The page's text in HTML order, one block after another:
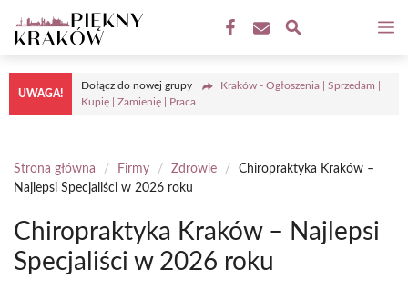
do
treści
UWAGA!
Dołącz do nowej grupy
Kraków - Ogłoszenia | Sprzedam |
Kupię | Zamienię | Praca
Strona główna / Firmy / Zdrowie /
Chiropraktyka Kraków –
Najlepsi Specjaliści w 2026 roku
Chiropraktyka Kraków – Najlepsi
Specjaliści w 2026 roku